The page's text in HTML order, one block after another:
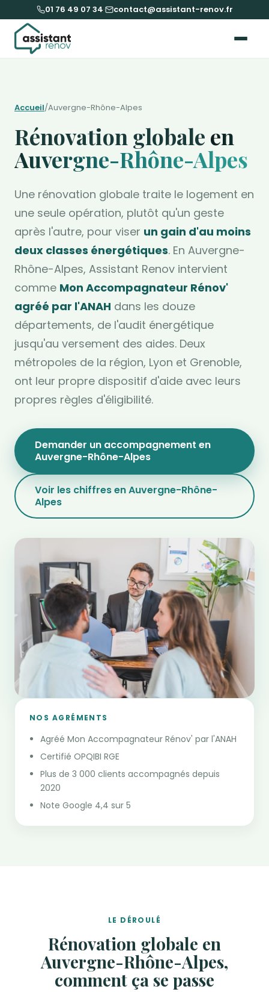
01 76 49 07 34· contact@assistant-renov.fr
Accueil/Auvergne-Rhône-Alpes
Rénovation globale en
Auvergne-Rhône-Alpes
Une rénovation globale traite le logement en
une seule opération, plutôt qu'un geste
après l'autre, pour viser un gain d'au moins
deux classes énergétiques. En Auvergne-
Rhône-Alpes, Assistant Renov intervient
comme Mon Accompagnateur Rénov'
agréé par l'ANAH dans les douze
départements, de l'audit énergétique
jusqu'au versement des aides. Deux
métropoles de la région, Lyon et Grenoble,
ont leur propre dispositif d'aide avec leurs
propres règles d'éligibilité.
Demander un accompagnement en
Auvergne-Rhône-Alpes
Voir les chiffres en Auvergne-Rhône-
Alpes
NOS AGRÉMENTS
Agréé Mon Accompagnateur Rénov' par l'ANAH
Certifié OPQIBI RGE
Plus de 3 000 clients accompagnés depuis
2020
Note Google 4,4 sur 5
LE DÉROULÉ
Rénovation globale en
Auvergne-Rhône-Alpes,
comment ça se passe